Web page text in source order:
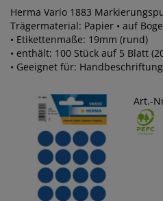
Herma Vario 1883
Trägermaterial: Papier • auf
• Etikettenmaße: 19mm (rund)
• enthält: 100 Stück auf 5 Blatt
• Geeignet für: Handbeschriftung
Art.-